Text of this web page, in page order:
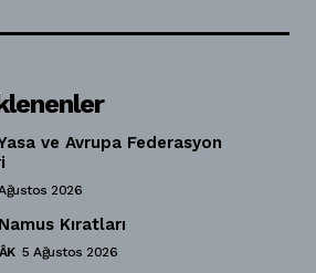
ve Avrupa Federasyon
2026
Kıratları
5 Ağustos 2026